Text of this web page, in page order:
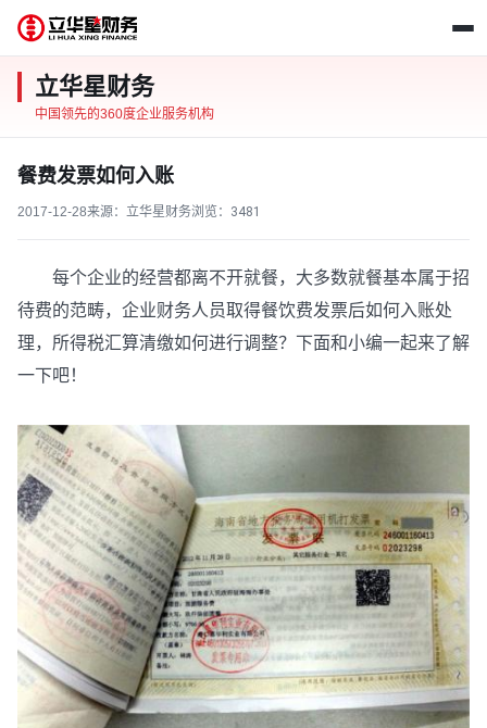
立华星财务
中国领先的360度企业服务机构
餐费发票如何入账
2017-12-28来源：立华星财务浏览： 3481
每个企业的经营都离不开就餐，大多数就餐基本属于招
待费的范畴，企业财务人员取得餐饮费发票后如何入账处
理，所得税汇算清缴如何进行调整？下面和小编一起来了解
一下吧！